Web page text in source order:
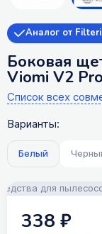
Аналог от
Боковая
Viomi V2
Список всех
Варианты:
Белый
для пылесосов!
338 ₽